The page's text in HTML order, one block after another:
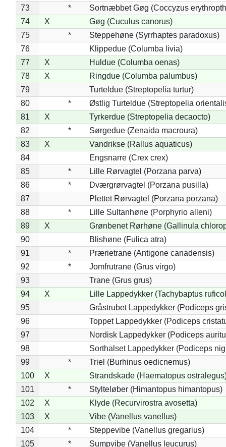
73
*
Sortnæbbet Gøg (Coccyzus
74
X
Gøg (Cuculus canorus)
75
*
Steppehøne (Syrrhaptes paradoxus)
76
Klippedue (Columba livia)
77
X
Huldue (Columba oenas)
78
X
Ringdue (Columba palumbus)
79
Turteldue (Streptopelia turtur)
80
*
Østlig Turteldue (Streptopelia
81
X
Tyrkerdue (Streptopelia decaocto)
82
*
Sørgedue (Zenaida macroura)
83
X
Vandrikse (Rallus aquaticus)
84
Engsnarre (Crex crex)
85
*
Lille Rørvagtel (Porzana parva)
86
*
Dværgrørvagtel (Porzana pusilla)
87
Plettet Rørvagtel (Porzana porzana)
88
*
Lille Sultanhøne (Porphyrio alleni)
89
X
Grønbenet Rørhøne (Gallinula
90
Blishøne (Fulica atra)
91
*
Prærietrane (Antigone canadensis)
92
*
Jomfrutrane (Grus virgo)
93
Trane (Grus grus)
94
X
Lille Lappedykker (Tachybaptus
95
Gråstrubet Lappedykker (Podiceps
96
Toppet Lappedykker (Podiceps
97
Nordisk Lappedykker (Podiceps
98
Sorthalset Lappedykker (Podiceps
99
*
Triel (Burhinus oedicnemus)
100
X
Strandskade (Haematopus
101
*
Stylteløber (Himantopus himantopus)
102
X
Klyde (Recurvirostra avosetta)
103
X
Vibe (Vanellus vanellus)
104
*
Steppevibe (Vanellus gregarius)
105
* Sumpvibe (Vanellus leucurus)